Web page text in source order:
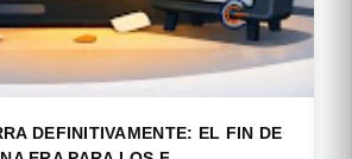
DEFINITIVAMENTE: EL FIN DE